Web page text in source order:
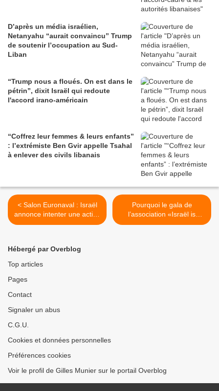
D’après un média israélien,
Netanyahu “aurait convaincu” Trump
de soutenir l’occupation au Sud-
Liban
“Trump nous a floués. On est dans le
pétrin”, dixit Israël qui redoute
l'accord irano-américain
“Coffrez leur femmes & leurs enfants”
: l’extrémiste Ben Gvir appelle Tsahal
à enlever des civils libanais
< Salon Euronaval : Israël
annonce intenter une action
en justice contre Emmanuel
Pourquoi le gala de
l’association «Israël is
Forever», prévu à Paris, fait
Hébergé par Overblog
Top articles
Pages
Contact
Signaler un abus
C.G.U.
Cookies et données personnelles
Préférences cookies
Voir le profil de Gilles Munier sur le portail Overblog